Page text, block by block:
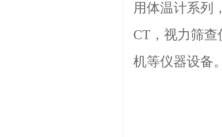
用体温计系列
CT，视力筛
机等仪器设备